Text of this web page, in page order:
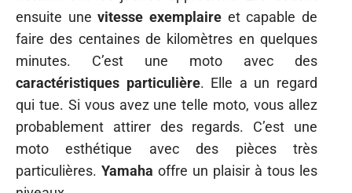
ensuite unevitesse exemplaire et capable de
faire des centaines de kilomètres en quelques
minutes. C’est une moto avec des
caractéristiques particulière. Elle a un regard
qui tue. Si vous avez une telle moto, vous allez
probablement attirer des regards. C’est une
moto esthétique avec des pièces très
particulières. Yamaha offre un plaisir à tous les